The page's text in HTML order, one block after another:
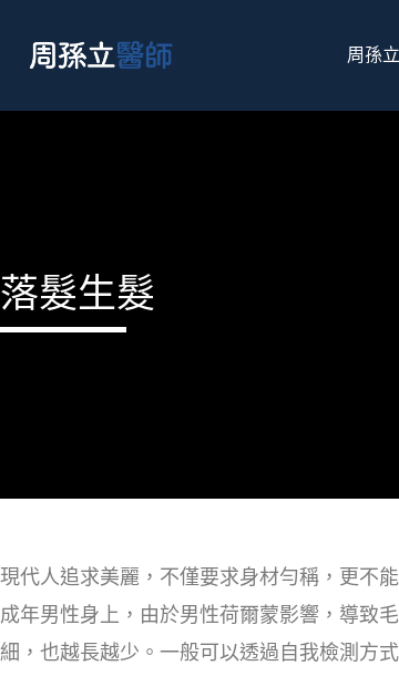
周孫
落髮生髮
現代人追求美麗，不僅要求身材勻稱，更不
成年男性身上，由於男性荷爾蒙影響，導致
細，也越長越少。一般可以透過自我檢測方